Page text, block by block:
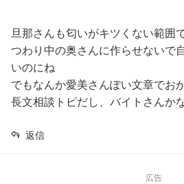
旦那さんも匂いがキツくない範囲
つわり中の奥さんに作らせないで
いのにね
でもなんか愛美さんぽい文章でお
長文相談トピだし、バイトさんか
返信
広告